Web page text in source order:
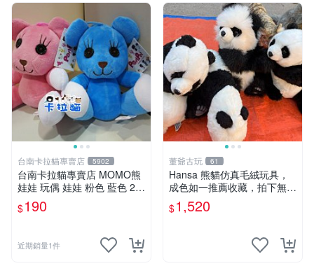
台南卡拉貓專賣店 5902
台南卡拉貓專賣店 MOMO熊
娃娃 玩偶 娃娃 粉色 藍色 2色
分售
$190
近期銷量1件
董爺古玩 61
Hansa 熊貓仿真毛絨玩具，
成色如一推薦收藏，拍下無疑
心 熊貓 毛絨玩具 收藏
$1,520